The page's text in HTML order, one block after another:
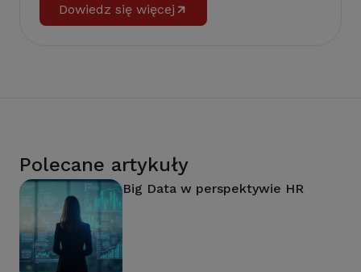
Dowiedz się więcej
Polecane artykuły
Big Data w perspektywie HR